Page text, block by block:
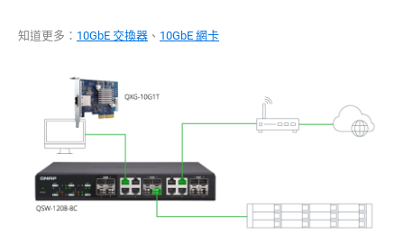
知道更多： 10GbE 交換器 、 10GbE 網卡